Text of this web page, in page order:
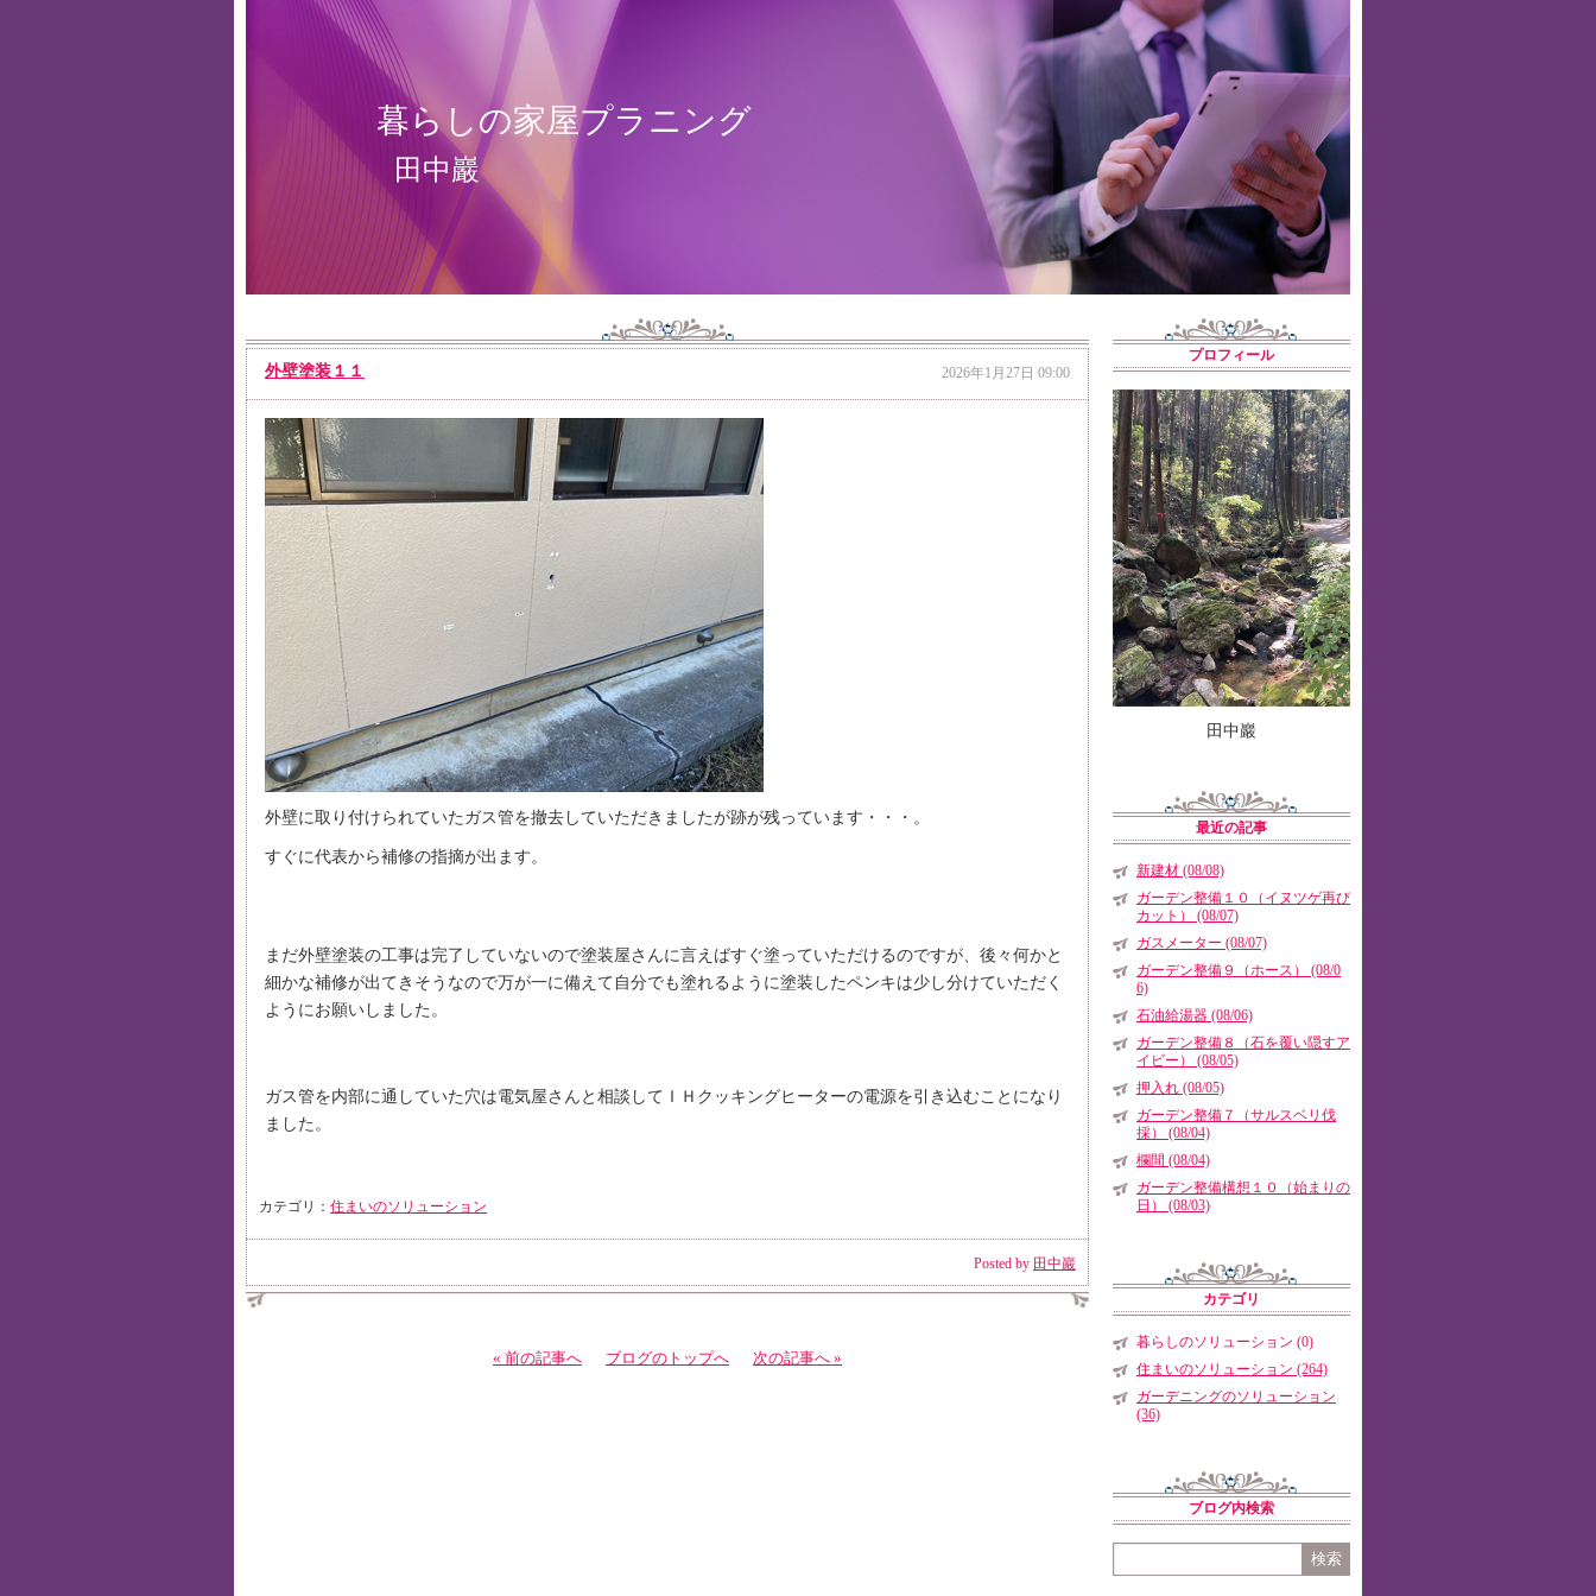
暮らしの家屋プラニング
田中巖
外壁塗装１１ 2026年1月27日 09:00
外壁に取り付けられていたガス管を撤去していただきましたが跡が残っています・・・。
すぐに代表から補修の指摘が出ます。
まだ外壁塗装の工事は完了していないので塗装屋さんに言えばすぐ塗っていただけるのですが、後々何かと
細かな補修が出てきそうなので万が一に備えて自分でも塗れるように塗装したペンキは少し分けていただく
ようにお願いしました。
ガス管を内部に通していた穴は電気屋さんと相談してＩＨクッキングヒーターの電源を引き込むことになり
ました。
カテゴリ： 住まいのソリューション
Posted by 田中巖
« 前の記事へ ブログのトップへ 次の記事へ »
プロフィール
田中巖
最近の記事
新建材 (08/08)
ガーデン整備１０（イヌツゲ再び
カット） (08/07)
ガスメーター (08/07)
ガーデン整備９（ホース） (08/0
6)
石油給湯器 (08/06)
ガーデン整備８（石を覆い隠すア
イビー） (08/05)
押入れ (08/05)
ガーデン整備７（サルスベリ伐
採） (08/04)
欄間 (08/04)
ガーデン整備構想１０（始まりの
日） (08/03)
カテゴリ
暮らしのソリューション (0)
住まいのソリューション (264)
ガーデニングのソリューション
(36)
ブログ内検索